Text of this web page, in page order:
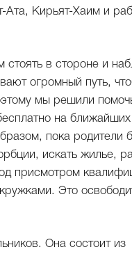
Кирьят-Хаим и
в стороне и
огромный путь,
мы решили
на
пока родители
искать жилье,
присмотром
Это
Она состоит из